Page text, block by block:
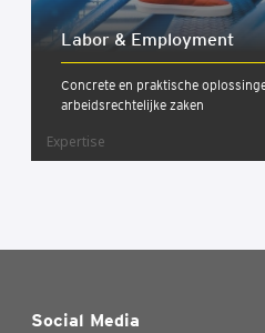
Labor & Employ­ment
Concrete en praktische
arbeidsrechtelijke zaken
Expertise
Social Media